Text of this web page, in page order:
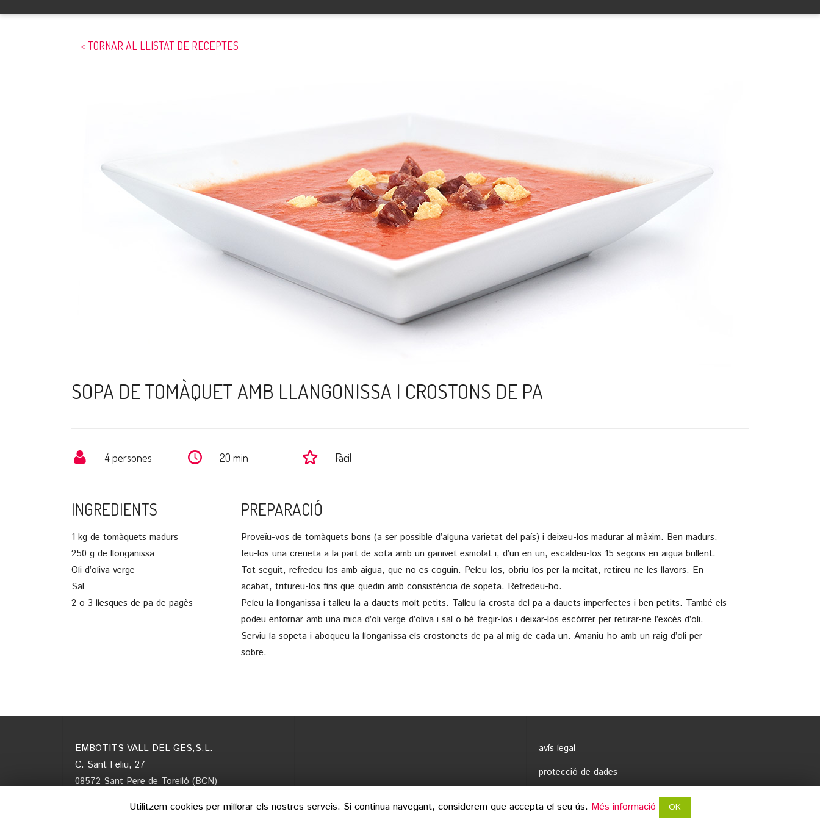
< TORNAR AL LLISTAT DE RECEPTES
SOPA DE TOMÀQUET AMB LLANGONISSA I CROSTONS DE PA
4 persones 20 min Fàcil
INGREDIENTS
1 kg de tomàquets madurs
250 g de llonganissa
Oli d’oliva verge
Sal
2 o 3 llesques de pa de pagès
PREPARACIÓ
Proveïu-vos de tomàquets bons (a ser possible d’alguna varietat del país) i deixeu-los madurar al màxim. Ben madurs,
feu-los una creueta a la part de sota amb un ganivet esmolat i, d’un en un, escaldeu-los 15 segons en aigua bullent.
Tot seguit, refredeu-los amb aigua, que no es coguin. Peleu-los, obriu-los per la meitat, retireu-ne les llavors. En
acabat, tritureu-los fins que quedin amb consistència de sopeta. Refredeu-ho.
Peleu la llonganissa i talleu-la a dauets molt petits. Talleu la crosta del pa a dauets imperfectes i ben petits. També els
podeu enfornar amb una mica d’oli verge d’oliva i sal o bé fregir-los i deixar-los escórrer per retirar-ne l’excés d’oli.
Serviu la sopeta i aboqueu la llonganissa els crostonets de pa al mig de cada un. Amaniu-ho amb un raig d’oli per
sobre.
EMBOTITS VALL DEL GES,S.L.
C. Sant Feliu, 27
08572 Sant Pere de Torelló (BCN)
info@embotitsvalldelges.com
avís legal
protecció de dades
Utilitzem cookies per millorar els nostres serveis. Si continua navegant, considerem que accepta el seu ús. Més informació OK